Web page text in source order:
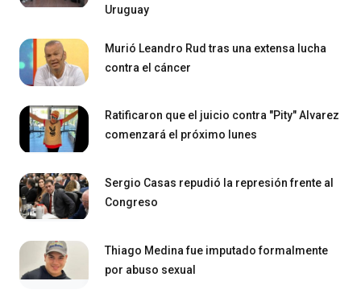
Uruguay
Murió Leandro Rud tras una extensa lucha
contra el cáncer
Ratificaron que el juicio contra "Pity" Alvarez
comenzará el próximo lunes
Sergio Casas repudió la represión frente al
Congreso
Thiago Medina fue imputado formalmente
por abuso sexual